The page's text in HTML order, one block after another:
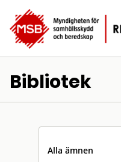
Bibliotek
Alla ämnen